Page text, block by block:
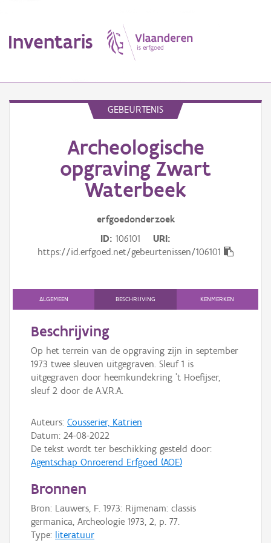
Inventaris
Aanduidingsobject
Gebeurtenis
Downloads
Hergebruik
Aanmelden
GEBEURTENIS
Archeologische
opgraving Zwart
Waterbeek
erfgoedonderzoek
ID 106101
URI
https://id.erfgoed.net/gebeurtenissen/106101
ALGEMEEN BESCHRIJVING KENMERKEN
Beschrijving
Op het terrein van de opgraving zijn in september
1973 twee sleuven uitgegraven. Sleuf 1 is
uitgegraven door heemkundekring ’t Hoefijser,
sleuf 2 door de A.V.R.A.
Auteurs: Cousserier, Katrien
Datum: 24-08-2022
De tekst wordt ter beschikking gesteld door:
Agentschap Onroerend Erfgoed (AOE)
Bronnen
Bron: Lauwers, F. 1973: Rijmenam: classis
germanica, Archeologie 1973, 2, p. 77.
Type: literatuur